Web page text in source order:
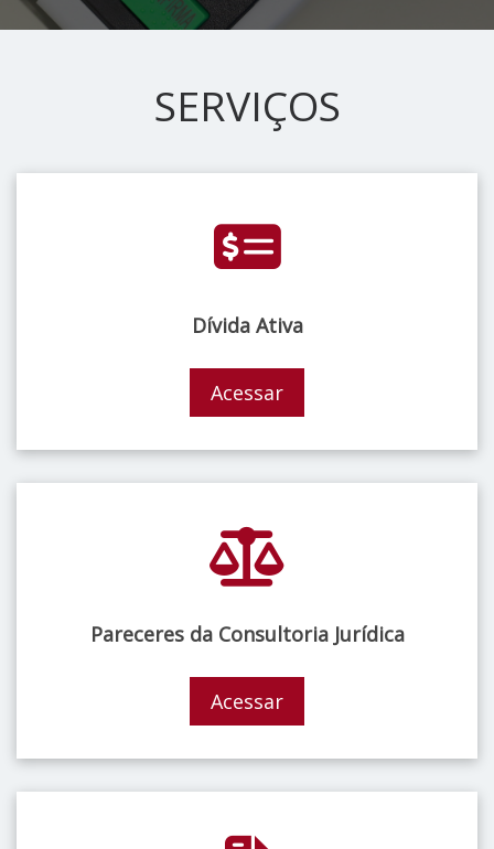
SERVIÇOS
Dívida Ativa
Acessar
Pareceres da Consultoria Jurídica
Acessar